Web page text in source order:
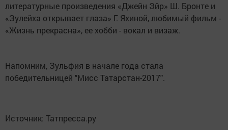
литературные произведения «Джейн Эйр» Ш. Бронте и
«Зулейха открывает глаза» Г. Яхиной, любимый фильм -
«Жизнь прекрасна», ее хобби - вокал и визаж.
Напомним, Зульфия в начале года стала
победительницей "Мисс Татарстан-2017".
Источник: Татпресса.ру